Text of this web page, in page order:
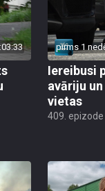
pirms 1
Iereibusi
avāriju
vietas
409. epizode